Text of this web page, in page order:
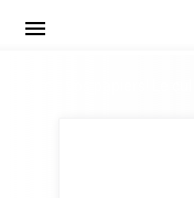
menu